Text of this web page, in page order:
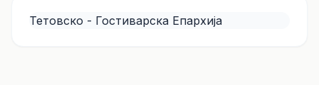
Тетовско - Гостиварска Епархија